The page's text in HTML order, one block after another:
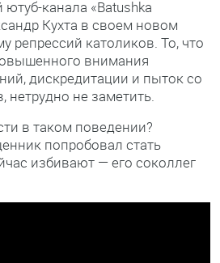
канала «Batushka
Кухта в своем новом
репрессий католиков. То, что
внимания
дискредитации и пыток со
нетрудно не заметить.
в таком поведении?
попробовал стать
избивают — его соколлег